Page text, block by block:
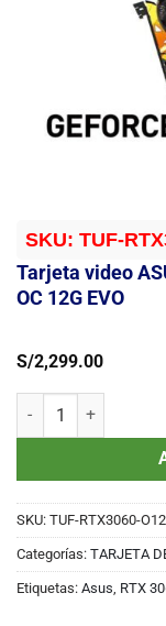
SKU: TUF-
Tarjeta video
OC 12G EVO
S/2,299.00
Tarjeta video ASUS
SKU: TUF-RTX3060-
Categorías: TARJETA
Etiquetas: Asus, RTX